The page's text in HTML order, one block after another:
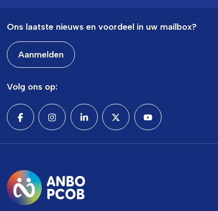
Ons laatste nieuws en voordeel in uw mailbox?
Aanmelden
Volg ons op: